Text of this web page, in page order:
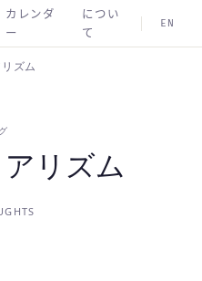
カレンダ
ー
につい
て
EN
ズム
リズム